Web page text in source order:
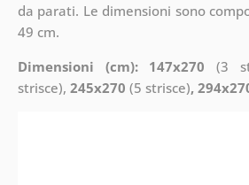
da parati. Le dimensioni sono
49 cm.
Dimensioni (cm): 147x270 (3
strisce), 245x270 (5 strisce),